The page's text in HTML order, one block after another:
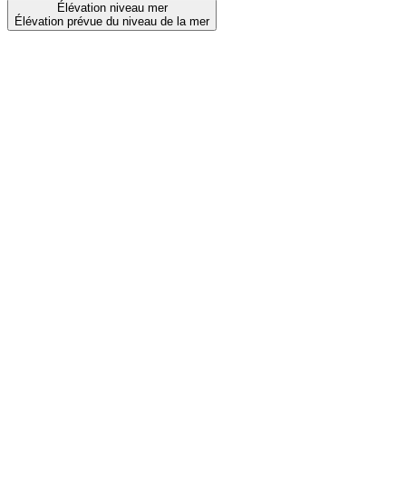
Élévation niveau mer
Élévation prévue du niveau de la mer